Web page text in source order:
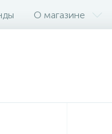
О магазине